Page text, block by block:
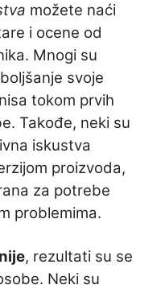
možete naći
i ocene od
Mnogi su
svoje
tokom prvih
Takođe, neki su
iskustva
proizvoda,
za potrebe
problemima.
, rezultati su se
Neki su